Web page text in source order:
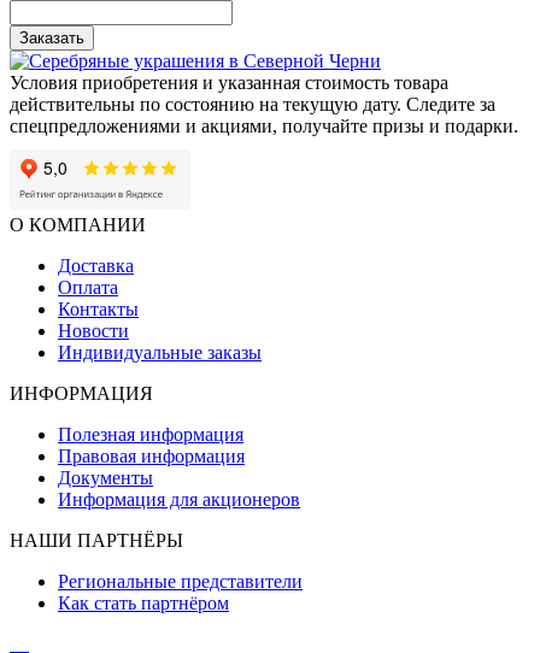
Заказать
Условия приобретения и указанная стоимость товара
действительны по состоянию на текущую дату. Следите за
спецпредложениями и акциями, получайте призы и подарки.
О КОМПАНИИ
Доставка
Оплата
Контакты
Новости
Индивидуальные заказы
ИНФОРМАЦИЯ
Полезная информация
Правовая информация
Документы
Информация для акционеров
НАШИ ПАРТНЁРЫ
Региональные представители
Как стать партнёром